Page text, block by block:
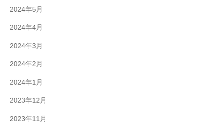
2024年5月
2024年4月
2024年3月
2024年2月
2024年1月
2023年12月
2023年11月